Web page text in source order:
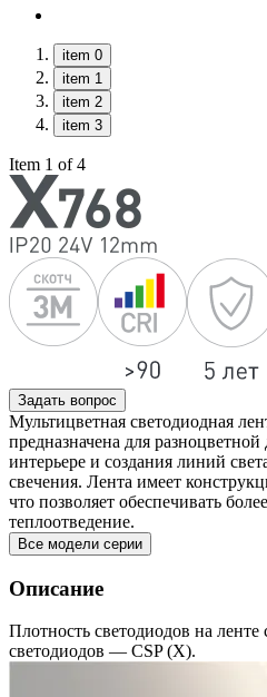
item 0
item 1
item 2
item 3
Item 1 of 4
Задать вопрос
Мультицветная светодиодная
предназначена для
интерьере и создания линий
свечения. Лента имеет
что позволяет обеспечивать
теплоотведение.
Все модели серии
Описание
Плотность светодиодов на
светодиодов — CSP (X).